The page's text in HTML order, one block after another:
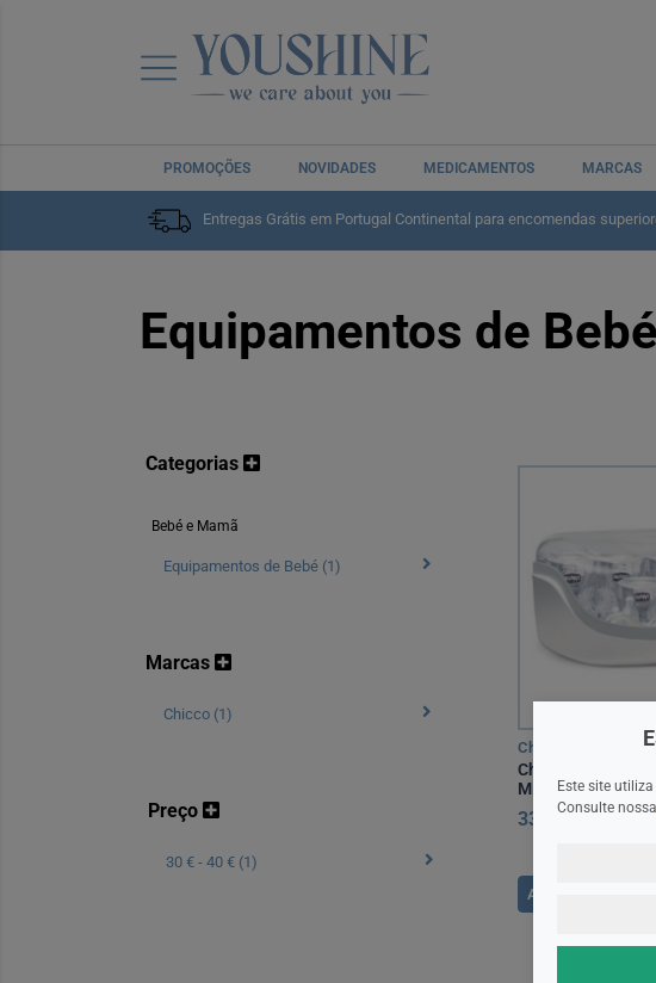
PROMOÇÕES NOVIDADES MEDICAMENTOS MARCAS
Entregas Grátis em Portugal Continental para encomendas
Home
Equipamentos de Bebé
Categorias
Bebé e Mamã
Equipamentos de Bebé (1)
Marcas
Chicco (1)
Preço
30 € - 40 € (1)
Chicco
Chicco
Microondas
33,50EUR
ADICIONAR
Este site
Consulte nossa